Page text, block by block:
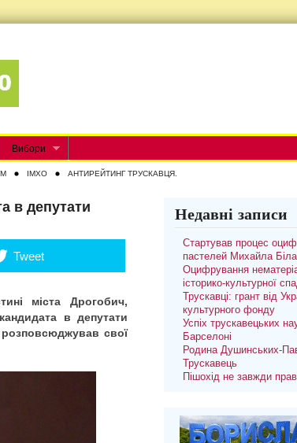
Вибори
IMXO АНТИРЕЙТИНГ ТРУСКАВЦЯ.
в депутати
Tweet
міста Дрогобич,
в депутати
свої
Недавні записи
Стартував процес
пастелей Михайла
Оцифрування
історико-культурної
Трускавці: грант від
культурного фонду
Успіх трускавецьких
Барселоні
Родина Душинських-
Трускавець
Пішохід не завжди